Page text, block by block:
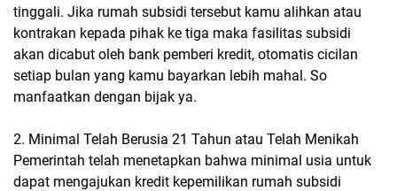
tinggali. Jika rumah subsidi tersebut kamu alihkan atau
kontrakan kepada pihak ke tiga maka fasilitas subsidi
akan dicabut oleh bank pemberi kredit, otomatis cicilan
setiap bulan yang kamu bayarkan lebih mahal. So
manfaatkan dengan bijak ya.
2. Minimal Telah Berusia 21 Tahun atau Telah Menikah
Pemerintah telah menetapkan bahwa minimal usia untuk
dapat mengajukan kredit kepemilikan rumah subsidi